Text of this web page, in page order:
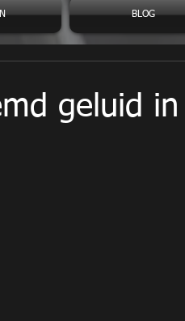
BLOG
geluid in